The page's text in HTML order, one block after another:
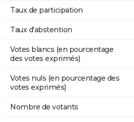
Taux de participation
Taux d'abstention
Votes blancs (en pourcentage
des votes exprimés)
Votes nuls (en pourcentage des
votes exprimés)
Nombre de votants